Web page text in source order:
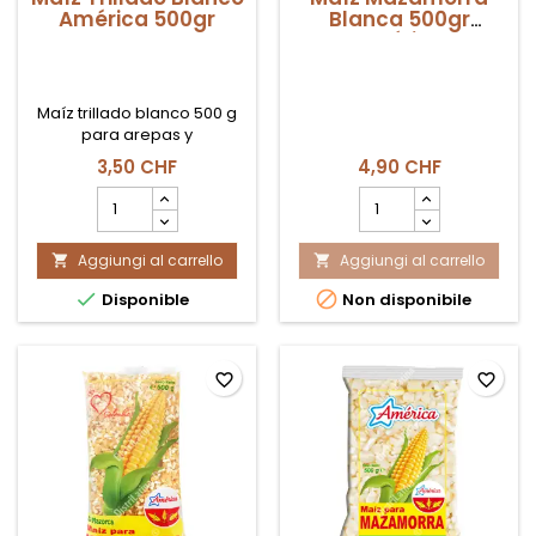
América 500gr
Maíz trillado blanco 500 g
para arepas y
preparaciones
tradicionales, disponible en
Suiza.
3,50 CHF
quantità
del
prodotto
Maíz
Trillado
Blanco
500gr
 Aggiungi al carrello
 Disponible
Blanca 500gr
América
4,90 CHF
quantità
del
prodotto
Maíz
Mazamorra
Blanca
América
 Aggiungi al carrello
 Non disponibile
favorite_border favorite_border